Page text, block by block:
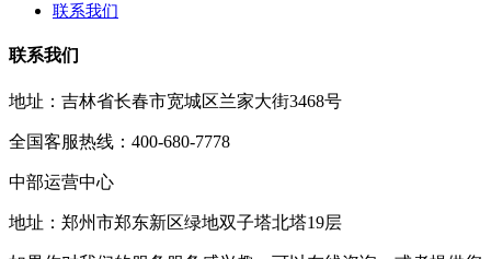
联系我们
联系我们
地址：吉林省长春市宽城区兰家大街3468号
全国客服热线：400-680-7778
中部运营中心
地址：郑州市郑东新区绿地双子塔北塔19层